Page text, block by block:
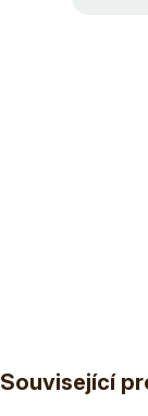
Související